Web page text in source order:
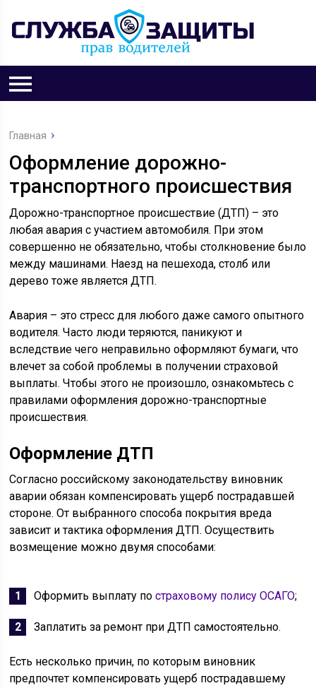
Главная
Оформление дорожно-
транспортного происшествия
Дорожно-транспортное происшествие (ДТП) – это
любая авария с участием автомобиля. При этом
совершенно не обязательно, чтобы столкновение было
между машинами. Наезд на пешехода, столб или
дерево тоже является ДТП.
Авария – это стресс для любого даже самого опытного
водителя. Часто люди теряются, паникуют и
вследствие чего неправильно оформляют бумаги, что
влечет за собой проблемы в получении страховой
выплаты. Чтобы этого не произошло, ознакомьтесь с
правилами оформления дорожно-транспортные
происшествия.
Оформление ДТП
Согласно российскому законодательству виновник
аварии обязан компенсировать ущерб пострадавшей
стороне. От выбранного способа покрытия вреда
зависит и тактика оформления ДТП. Осуществить
возмещение можно двумя способами:
Оформить выплату постраховому полису ОСАГО;
Заплатить за ремонт при ДТП самостоятельно.
Есть несколько причин, по которым виновник
предпочтет компенсировать ущерб пострадавшему